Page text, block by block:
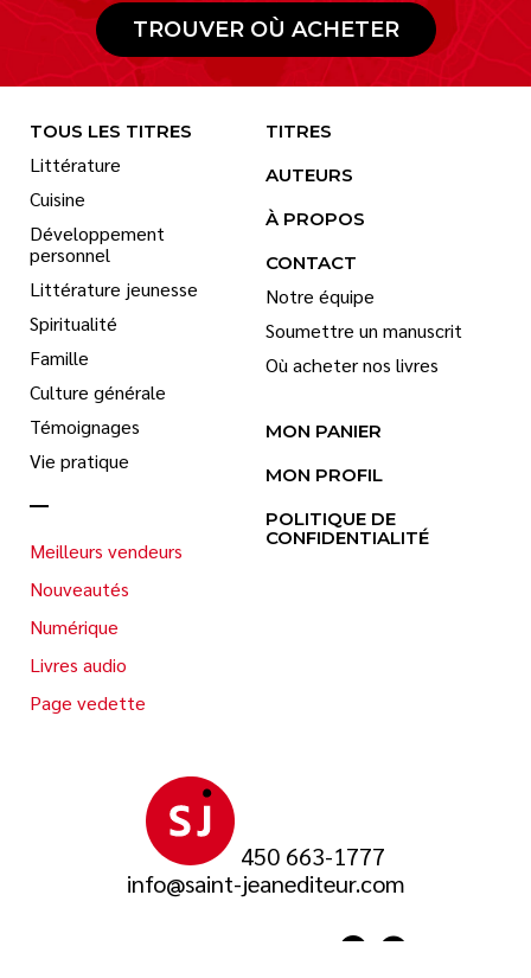
TROUVER OÙ ACHETER
450 663-1777
info@saint-jeanediteur.com
TOUS LES TITRES
Littérature
Cuisine
Développement
personnel
Littérature jeunesse
Spiritualité
Famille
Culture générale
Témoignages
Vie pratique
Meilleurs vendeurs
Nouveautés
Numérique
Livres audio
Page vedette
TITRES
AUTEURS
À PROPOS
CONTACT
Notre équipe
Soumettre un manuscrit
Où acheter nos livres
MON PANIER
MON PROFIL
POLITIQUE DE
CONFIDENTIALITÉ